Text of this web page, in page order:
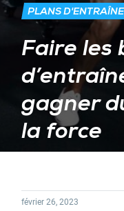
PLANS
Faire les
gagner
la force
février 26, 2023